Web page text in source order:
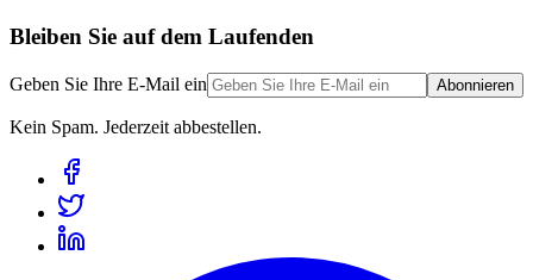
Bleiben Sie auf dem Laufenden
Geben Sie Ihre E-Mail ein Abonnieren
Kein Spam. Jederzeit abbestellen.